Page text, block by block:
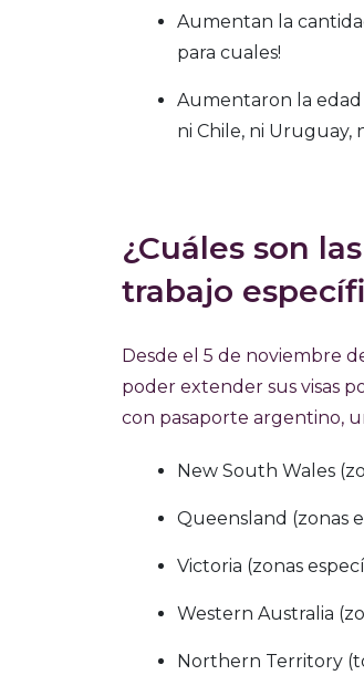
Aumentan la
para cuales!
Aumentaron la edad
ni Chile, ni Uruguay,
¿Cuáles son
trabajo
Desde el 5 de noviembre
poder extender sus visas
con pasaporte argentino,
New South Wales
Queensland (zonas
Victoria (zonas
Western Australia
Northern Territory